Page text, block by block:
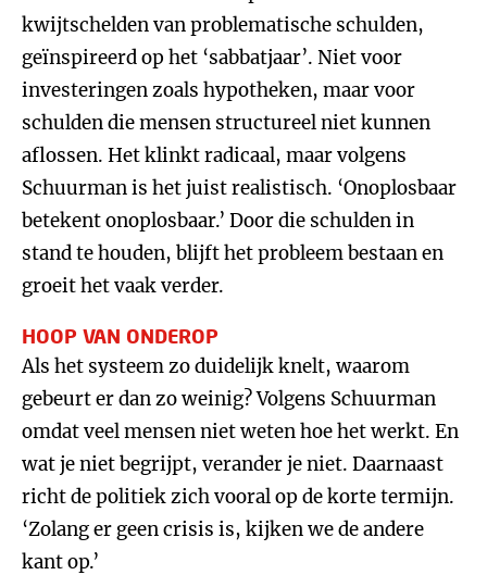
kwijtschelden van problematische schulden,
geïnspireerd op het ‘sabbatjaar’. Niet voor
investeringen zoals hypotheken, maar voor
schulden die mensen structureel niet kunnen
aflossen. Het klinkt radicaal, maar volgens
Schuurman is het juist realistisch. ‘Onoplosbaar
betekent onoplosbaar.’ Door die schulden in
stand te houden, blijft het probleem bestaan en
groeit het vaak verder.
HOOP VAN ONDEROP
Als het systeem zo duidelijk knelt, waarom
gebeurt er dan zo weinig? Volgens Schuurman
omdat veel mensen niet weten hoe het werkt. En
wat je niet begrijpt, verander je niet. Daarnaast
richt de politiek zich vooral op de korte termijn.
‘Zolang er geen crisis is, kijken we de andere
kant op.’